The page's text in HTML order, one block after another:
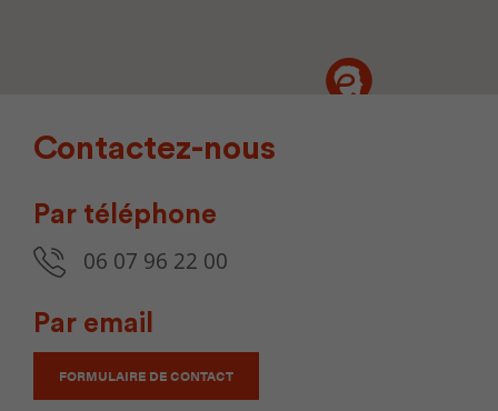
Contactez-nous
Par téléphone
06 07 96 22 00
Par email
FORMULAIRE DE CONTACT